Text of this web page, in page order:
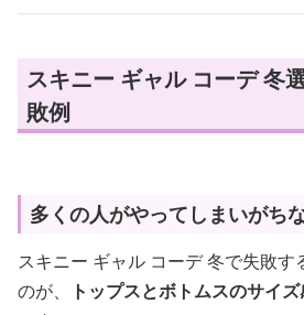
スキニー ギャル コーデ 冬
敗例
多くの人がやってしまいがち
スキニー ギャル コーデ 冬で失敗す
のが、
トップスとボトムスのサイ